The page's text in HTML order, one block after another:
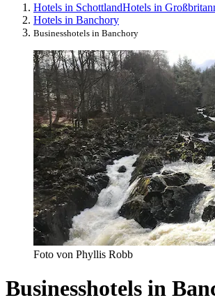
Hotels in SchottlandHotels in
Hotels in Banchory
Businesshotels in Banchory
Foto von Phyllis Robb
Businesshotels in